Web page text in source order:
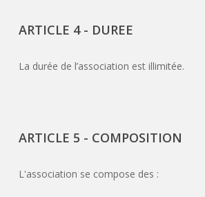
ARTICLE 4 - DUREE
La durée de l’association est illimitée.
ARTICLE 5 - COMPOSITION
L'association se compose des :